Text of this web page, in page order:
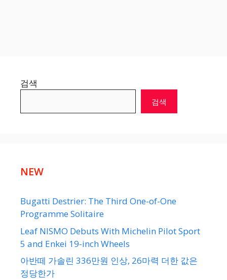
검색
검색
NEW
Bugatti Destrier: The Third One-of-One
Programme Solitaire
Leaf NISMO Debuts With Michelin Pilot Sport
5 and Enkei 19-inch Wheels
아반떼 가솔린 336만원 인상, 26마력 더한 값은
정당한가